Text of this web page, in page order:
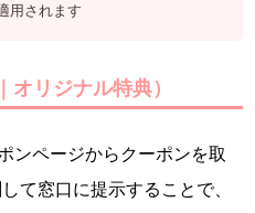
用されます
オリジナル特典）
ンページからクーポンを取
て窓口に提示することで、